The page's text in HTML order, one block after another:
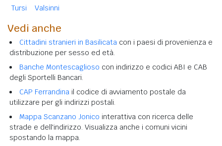
Tursi
Valsinni
Vedi anche
Cittadini stranieri in Basilicata con i paesi di provenienza e
distribuzione per sesso ed età.
Banche Montescaglioso con indirizzo e codici ABI e CAB
degli Sportelli Bancari.
CAP Ferrandina il codice di avviamento postale da
utilizzare per gli indirizzi postali.
Mappa Scanzano Jonico interattiva con ricerca delle
strade e dell'indirizzo. Visualizza anche i comuni vicini
spostando la mappa.